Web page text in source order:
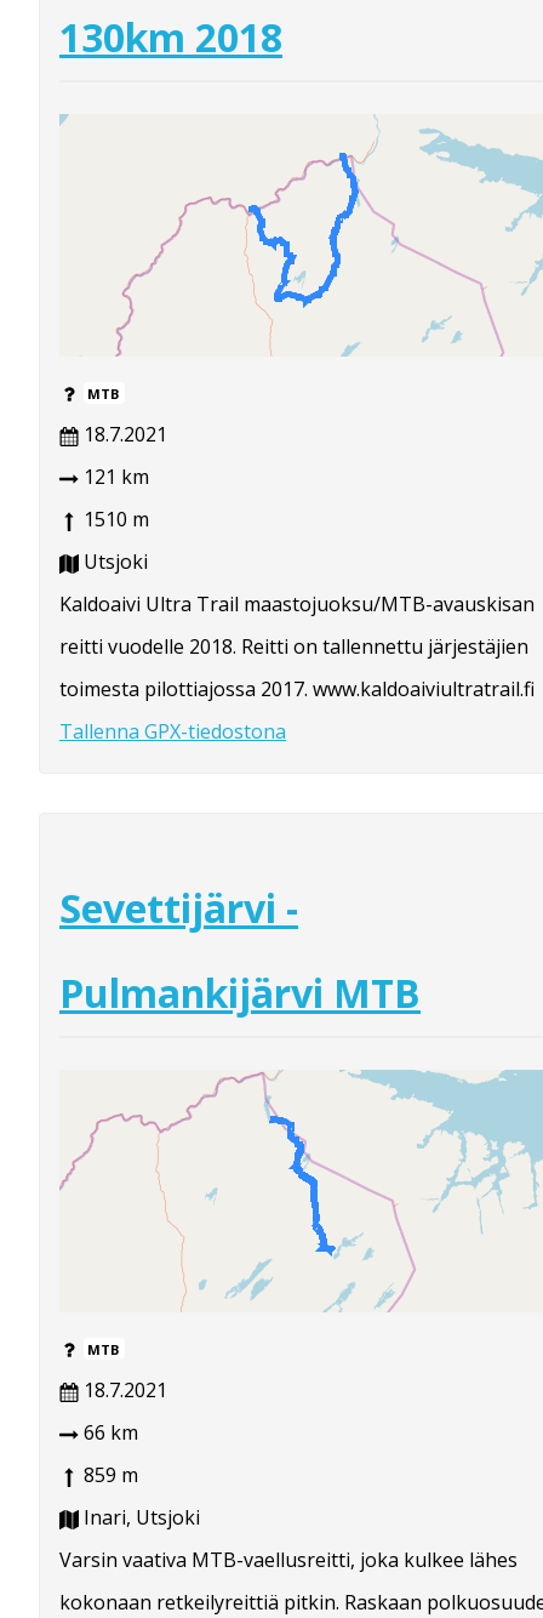
130km 2018
MTB
18.7.2021
121 km
1510 m
Utsjoki
Kaldoaivi Ultra Trail maastojuoksu/MTB-avauskisan
reitti vuodelle 2018. Reitti on tallennettu järjestäjien
toimesta pilottiajossa 2017. www.kaldoaiviultratrail.fi
Tallenna GPX-tiedostona
Sevettijärvi -
Pulmankijärvi MTB
MTB
18.7.2021
66 km
859 m
Inari, Utsjoki
Varsin vaativa MTB-vaellusreitti, joka kulkee lähes
kokonaan retkeilyreittiä pitkin. Raskaan